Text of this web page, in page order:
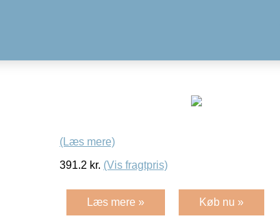
(Læs mere)
391.2 kr. (Vis fragtpris)
Læs mere » Køb nu »